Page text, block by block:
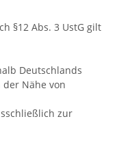
§12 Abs. 3 UstG gilt
Deutschlands
Nähe von
zur